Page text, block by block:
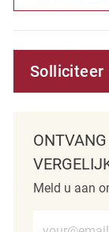
Solliciteer
Meld u aan